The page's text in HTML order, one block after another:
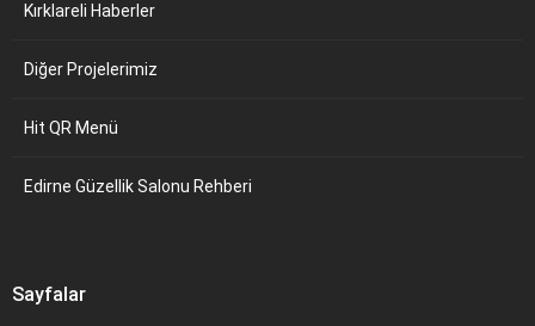
Kırklareli Haberler
Diğer Projelerimiz
Hit QR Menü
Edirne Güzellik Salonu Rehberi
Sayfalar